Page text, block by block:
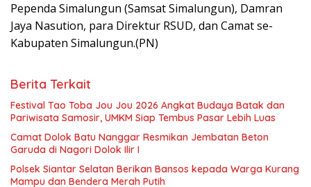
Pependa Simalungun (Samsat Simalungun), Damran
Jaya Nasution, para Direktur RSUD, dan Camat se-
Kabupaten Simalungun.(PN)
Berita Terkait
Festival Tao Toba Jou Jou 2026 Angkat Budaya Batak dan
Pariwisata Samosir, UMKM Siap Tembus Pasar Lebih Luas
Camat Dolok Batu Nanggar Resmikan Jembatan Beton
Garuda di Nagori Dolok Ilir I
Polsek Siantar Selatan Berikan Bansos kepada Warga Kurang
Mampu dan Bendera Merah Putih